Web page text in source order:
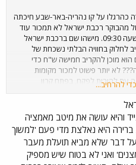
כהרגלו על קו נהריה-באר-שבע חיכתה
מהבוקר רכבת ישראל לא תמכור עוד
מקומות שמורים בימי ראשון עד לשעה 09:30. מישהו שם ברכבת ישראל
לחלוק בחוויה הבלתי נשכחת של
הוא מוכן להקריב חמישה ש"ח כדי
לא יותר פשוט למכור מקומות
עת להורות לפקח, בפתח קרון
(כמידת המושבים הפנויים בקרון - בדיוק
שינה דעתו ומוכן בכל להיפרד
כך ינוצלו המושבים בקרון
שמור ימצא מושב פנוי. הרי הפקחים
כה וכה אינם עוברים בקרונות, זה פשוט
האדם. אני באופן אישי ויתרתי על
ראשון, בעתיד הנראה לעין) חזרתי
להרחיב...
והיא עושה את מיטב מאמציה
ברירה היא נאלצת מדי פעם 'למשוך
דבר שלא מביא תועלת מעבר
ואני לא בטוח שיש מספיק